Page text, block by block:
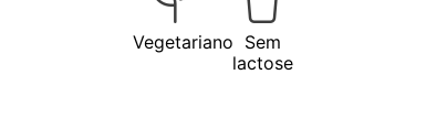
Vegetariano Sem
lactose